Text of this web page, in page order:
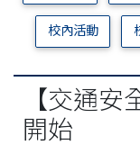
校內活動
【交通
開始